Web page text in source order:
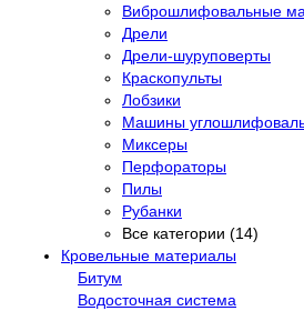
Виброшлифовальные
Дрели
Дрели-шуруповерты
Краскопульты
Лобзики
Машины
Миксеры
Перфораторы
Пилы
Рубанки
Все категории (14)
Кровельные материалы
Битум
Водосточная система